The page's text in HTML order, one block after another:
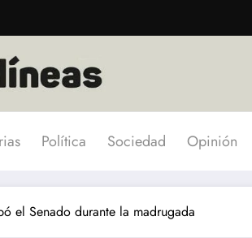
Política Sociedad Opinión
el Senado durante la madrugada